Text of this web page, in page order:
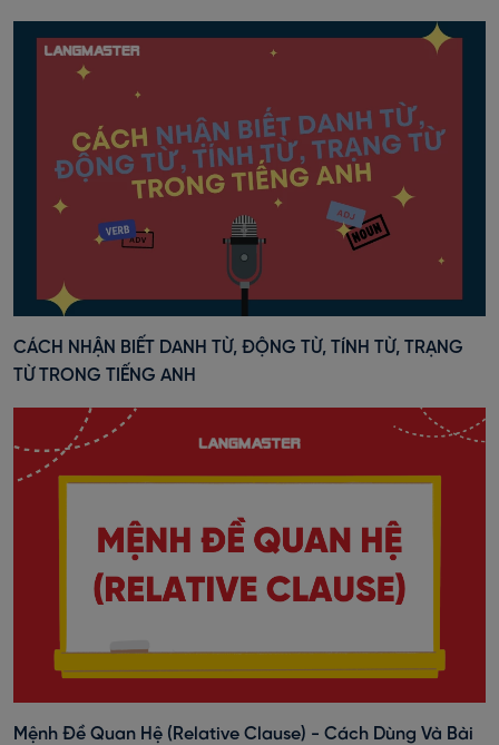
CÁCH NHẬN BIẾT DANH TỪ, ĐỘNG TỪ, TÍNH TỪ, TRẠNG
TỪ TRONG TIẾNG ANH
Mệnh Đề Quan Hệ (Relative Clause) - Cách Dùng Và Bài